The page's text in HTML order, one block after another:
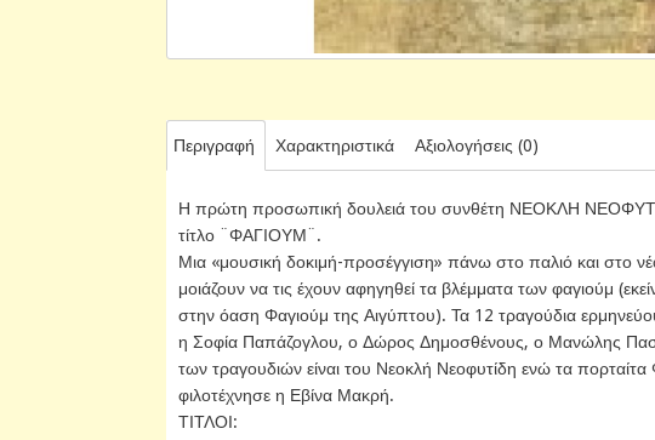
Περιγραφή Χαρακτηριστικά Αξιολογήσεις (0)
Η πρώτη προσωπική δουλειά του συνθέτη ΝΕΟΚΛΗ
τίτλο ¨ΦΑΓΙΟΥΜ¨.
Μια «μουσική δοκιμή-προσέγγιση» πάνω στο παλιό και στο
μοιάζουν να τις έχουν αφηγηθεί τα βλέμματα των φαγιούμ
στην όαση Φαγιούμ της Αιγύπτου). Τα 12 τραγούδια
η Σοφία Παπάζογλου, ο Δώρος Δημοσθένους, ο Μανώλης
των τραγουδιών είναι του Νεοκλή Νεοφυτίδη ενώ τα
φιλοτέχνησε η Εβίνα Μακρή.
ΤΙΤΛΟΙ: